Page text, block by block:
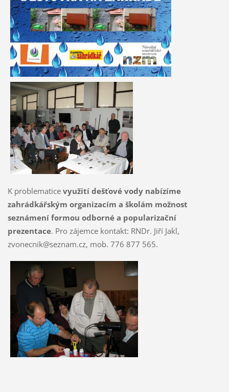
K problematice využití dešťové vody nabízíme
zahrádkářským organizacím a školám možnost
seznámení formou odborné a popularizační
prezentace. Pro zájemce kontakt: RNDr. Jiří Jakl,
zvonecnik@seznam.cz, mob. 776 877 565.